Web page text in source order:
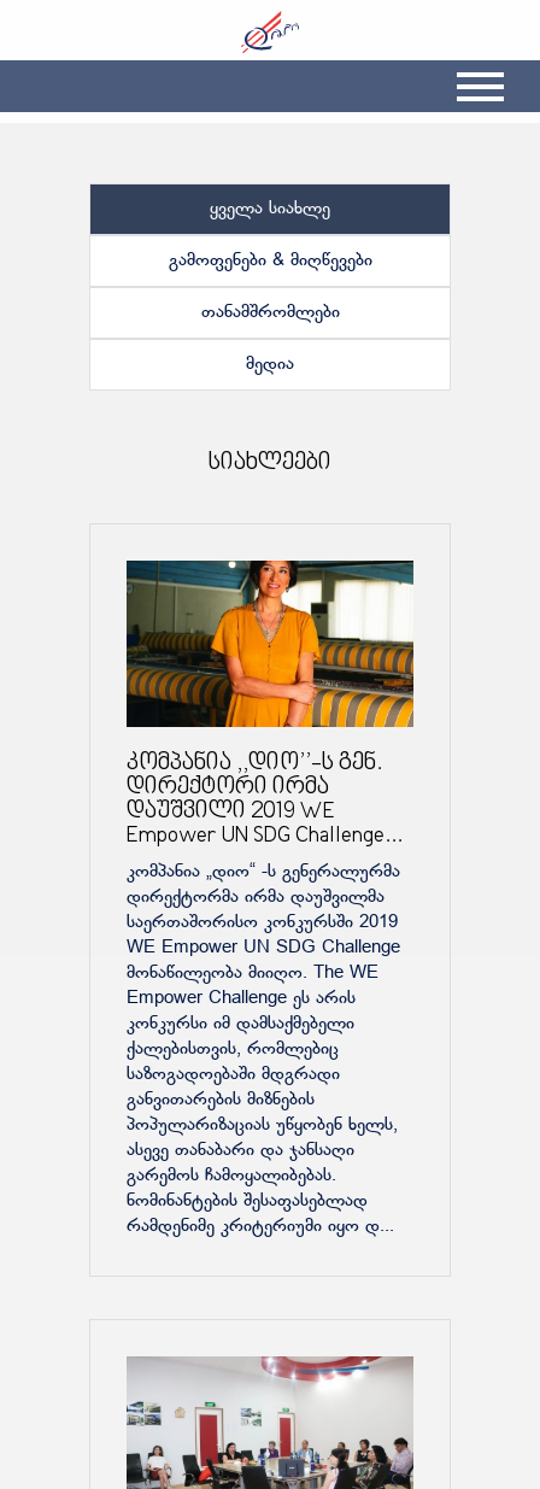
ყველა სიახლე
გამოფენები & მიღწევები
თანამშრომლები
მედია
სიახლეები
კომპანია ,,დიო’’-ს გენ.
დირექტორი ირმა
დაუშვილი 2019 WE
Empower UN SDG Challenge...
კომპანია „დიო“ -ს გენერალურმა
დირექტორმა ირმა დაუშვილმა
საერთაშორისო კონკურსში 2019
WE Empower UN SDG Challenge
მონაწილეობა მიიღო. The WE
Empower Challenge ეს არის
კონკურსი იმ დამსაქმებელი
ქალებისთვის, რომლებიც
საზოგადოებაში მდგრადი
განვითარების მიზნების
პოპულარიზაციას უწყობენ ხელს,
ასევე თანაბარი და ჯანსაღი
გარემოს ჩამოყალიბებას.
ნომინანტების შესაფასებლად
რამდენიმე კრიტერიუმი იყო დ...